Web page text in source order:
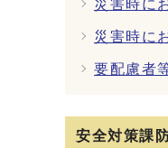
災害時に
災害時に
要配慮者
安全対策課